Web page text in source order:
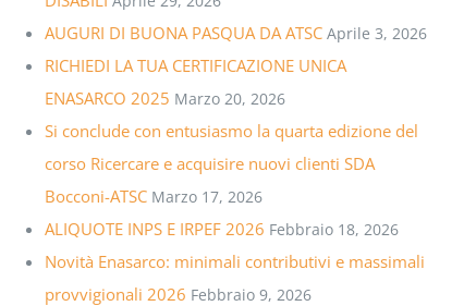
AUGURI DI BUONA PASQUA DA ATSC Aprile 3, 2026
RICHIEDI LA TUA CERTIFICAZIONE UNICA
ENASARCO 2025 Marzo 20, 2026
Si conclude con entusiasmo la quarta edizione del
corso Ricercare e acquisire nuovi clienti SDA
Bocconi-ATSC Marzo 17, 2026
ALIQUOTE INPS E IRPEF 2026 Febbraio 18, 2026
Novità Enasarco: minimali contributivi e massimali
provvigionali 2026 Febbraio 9, 2026